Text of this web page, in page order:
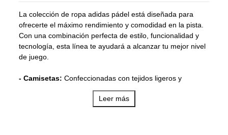
La colección de ropa adidas pádel está diseñada para
ofrecerte el máximo rendimiento y comodidad en la pista.
Con una combinación perfecta de estilo, funcionalidad y
tecnología, esta línea te ayudará a alcanzar tu mejor nivel
de juego.
- Camisetas: Confeccionadas con tejidos ligeros y
transpirables, las camisetas adidas padel están diseñadas
para mantenerte seco y cómodo durante todo el partido.
Leer más